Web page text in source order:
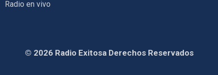
Radio en vivo
© 2026 Radio Exitosa Derechos Reservados